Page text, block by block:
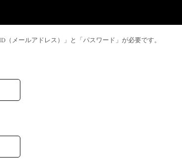
（メールアドレス）」と「パスワード」が必要です。